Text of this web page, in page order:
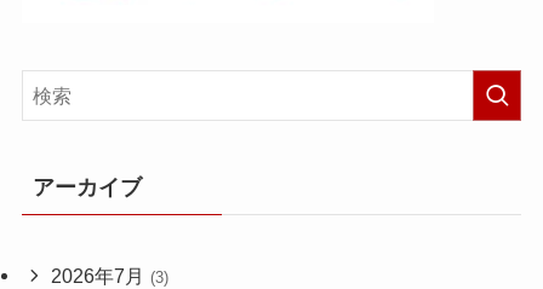
アーカイブ
2026年7月 (3)